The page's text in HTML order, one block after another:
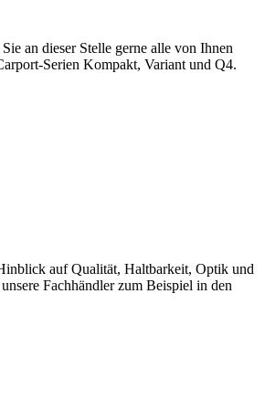
an dieser Stelle gerne alle von Ihnen
Serien Kompakt, Variant und Q4.
auf Qualität, Haltbarkeit, Optik und
Fachhändler zum Beispiel in den